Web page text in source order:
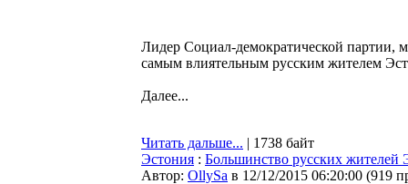
Лидер Социал-демократической партии,
самым влиятельным русским жителем
Далее...
Читать дальше... | 1738 байт
Эстония : Большинство русских жителей
Автор: OllySa в 12/12/2015 06:20:00 (919